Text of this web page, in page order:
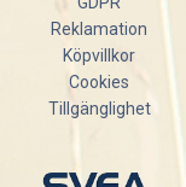
Reklamation
Köpvillkor
Cookies
Tillgänglighet